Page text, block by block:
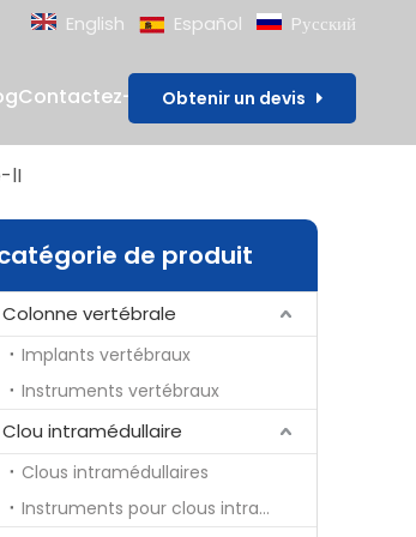
English Español Pусский
Contactez-nousObtenir un devis
lI
de produit
Colonne vertébrale
Implants vertébraux
Instruments vertébraux
Clou intramédullaire
Clous intramédullaires
Instruments pour clous intramédullaires